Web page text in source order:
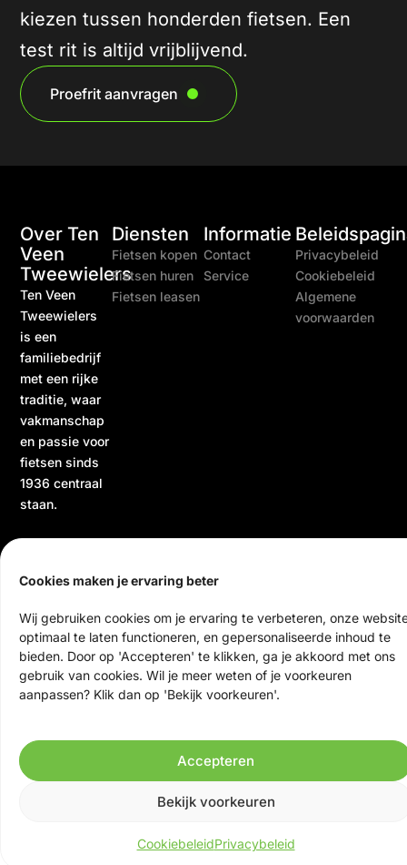
Cookies maken je ervaring beter
Wij gebruiken cookies om je ervaring te verbeteren, onze
optimaal te laten functioneren, en gepersonaliseerde inhoud te
bieden. Door op 'Accepteren' te klikken, ga je akkoord met ons
gebruik van cookies. Wil je meer weten of je voorkeuren
aanpassen? Klik dan op 'Bekijk voorkeuren'.
Accepteren
Bekijk voorkeuren
CookiebeleidPrivacybeleid
kiezen tussen honderden fietsen. Een
test rit is altijd vrijblijvend.
Proefrit aanvragen
Over Ten
Veen
Tweewielers
Ten Veen
Tweewielers
is een
familiebedrijf
met een rijke
traditie, waar
vakmanschap
en passie voor
fietsen sinds
1936 centraal
staan.
Diensten
Fietsen kopen
Fietsen huren
Fietsen leasen
Informatie
Contact
Service
Privacybeleid
Cookiebeleid
Algemene
voorwaarden
© 2026 Ten Veen Tweewielers | Alle rechten voorbehouden
Website door Scrolla!